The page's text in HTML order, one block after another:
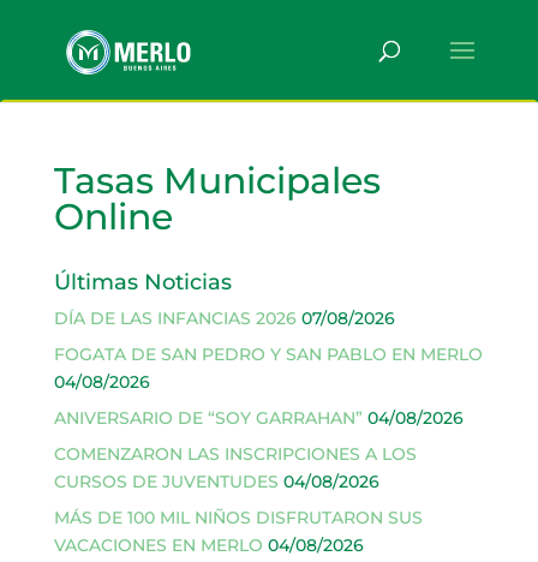
Tasas Municipales
Online
Últimas Noticias
DÍA DE LAS INFANCIAS 2026 07/08/2026
FOGATA DE SAN PEDRO Y SAN PABLO EN MERLO
04/08/2026
ANIVERSARIO DE “SOY GARRAHAN” 04/08/2026
COMENZARON LAS INSCRIPCIONES A LOS
CURSOS DE JUVENTUDES 04/08/2026
MÁS DE 100 MIL NIÑOS DISFRUTARON SUS
VACACIONES EN MERLO 04/08/2026